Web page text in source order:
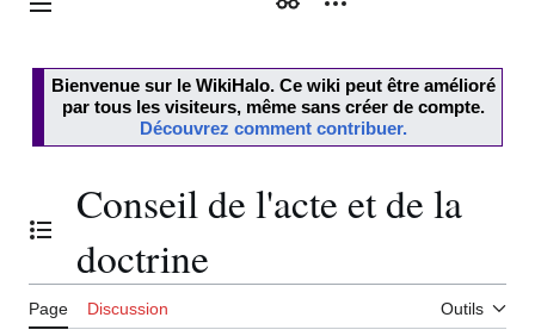
Menu principal ApparenceOutils personnels
Bienvenue sur le WikiHalo. Ce wiki peut être amélioré
par tous les visiteurs, même sans créer de compte.
Découvrez comment contribuer.
Basculer la table des matières
Conseil de l'acte et de la
doctrine
Page Discussion Outils